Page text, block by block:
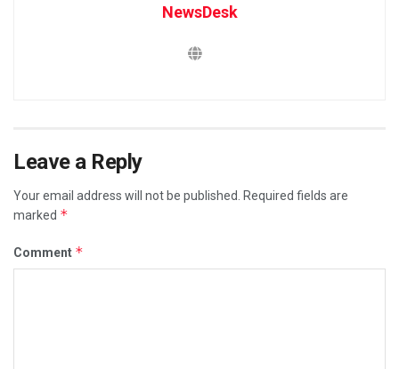
NewsDesk
Leave a Reply
Your email address will not be published.
Required fields are
marked *
Comment *